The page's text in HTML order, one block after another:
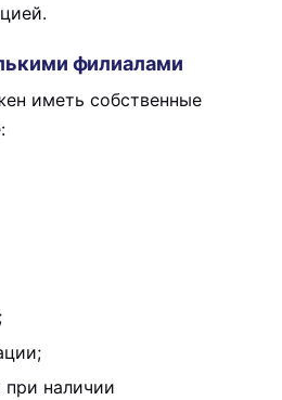
филиалами
иметь собственные
при наличии